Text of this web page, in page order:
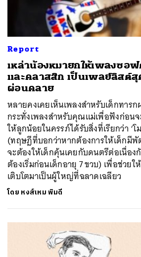
Report
เหล่าน้องหมายกให้เพลงซอฟ
และคลาสสิก เป็นเพลย์ลิสต์
ผ่อนคลาย
หลายคงเคยเห็นเพลงสำหรับเด็กทาร
กระทั่งเพลงสำหรับคุณแม่เพื่อฟังก่อน
ให้ลูกน้อยในครรภ์ได้รับสิ่งที่เรียกว่า ‘โ
(ทฤษฎีที่บอกว่าหากต้องการให้เด็กมี
จะต้องให้เด็กคุ้นเคยกับดนตรีต่อเนื่อง
ต้องเริ่มก่อนเด็กอายุ 7 ขวบ) เพื่อช่วย
เติบโตมาเป็นผู้ใหญ่ที่ฉลาดเฉลียว
โดย หงส์เหม พิมดี